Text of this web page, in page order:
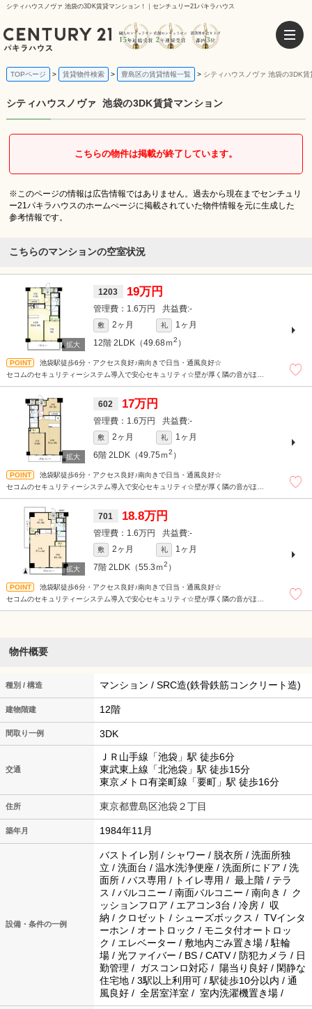
シティハウスノヴァ 池袋の3DK賃貸マンション！｜センチュリー21パキラハウス
TOPページ 賃貸物件検索 豊島区の賃貸情報一覧 シティハウスノヴァ 池袋の3DK賃
シティハウスノヴァ 池袋の3DK賃貸マンション
こちらの物件は掲載が終了しています。
※このページの情報は広告情報ではありません。過去から現在までセンチュリ
ー21パキラハウスのホームぺージに掲載されていた物件情報を元に生成した
参考情報です。
こちらのマンションの空室状況
1203 19万円
1.6万円 -
敷 2ヶ月 礼
1ヶ月
12階 2LDK（49.68ｍ2 ）
池袋駅徒歩6分・アクセス良好♪南向きで日当・通風良好☆
セコムのセキュリティーシステム導入で安心セキュリティ☆壁が厚く隣の音がほぼ
1階ドラッグストアで便利♪エアコン３台完備☆管理人駐在☆
602 17万円
1.6万円 -
敷 2ヶ月 礼
1ヶ月
6階 2LDK（49.75ｍ2 ）
池袋駅徒歩6分・アクセス良好♪南向きで日当・通風良好☆
セコムのセキュリティーシステム導入で安心セキュリティ☆壁が厚く隣の音がほぼ
1階ドラッグストアで便利♪エアコン３台完備☆管理人駐在☆
701 18.8万円
1.6万円 -
敷 2ヶ月 礼
1ヶ月
7階 2LDK（55.3ｍ2 ）
池袋駅徒歩6分・アクセス良好♪南向きで日当・通風良好☆
セコムのセキュリティーシステム導入で安心セキュリティ☆壁が厚く隣の音がほぼ
物件概要
種別 / 構造 マンション / SRC造(鉄骨鉄筋コンクリート造)
建物階建 12階
間取り一例 3DK
交通
ＪＲ山手線「池袋」駅 徒歩6分
東武東上線「北池袋」駅 徒歩15分
東京メトロ有楽町線「要町」駅 徒歩16分
住所 東京都豊島区池袋２丁目
築年月 1984年11月
設備・条件の一例
バストイレ別 / シャワー / 脱衣所 / 洗面所独
立 / 洗面台 / 温水洗浄便座 / 洗面所にドア / 洗
面所 / バス専用 / トイレ専用 / 最上階 / テラ
ス / バルコニー / 南面バルコニー / 南向き / ク
ッションフロア / エアコン3台 / 冷房 / 収
納 / クロゼット / シューズボックス / TVインタ
ーホン / オートロック / モニタ付オートロッ
ク / エレベーター / 敷地内ごみ置き場 / 駐輪
場 / 光ファイバー / BS / CATV / 防犯カメラ / 日
勤管理 / ガスコンロ対応 / 陽当り良好 / 閑静な
住宅地 / 3駅以上利用可 / 駅徒歩10分以内 / 通
風良好 / 全居室洋室 / 室内洗濯機置き場 /